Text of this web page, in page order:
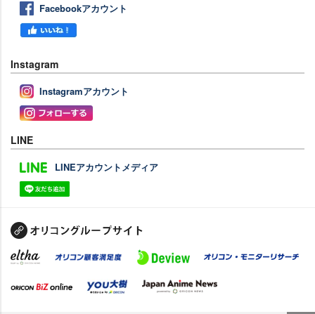
Facebookアカウント
Instagram
Instagramアカウント
LINE
LINEアカウントメディア